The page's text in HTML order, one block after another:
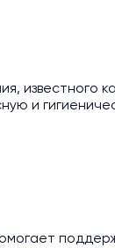
известного
и